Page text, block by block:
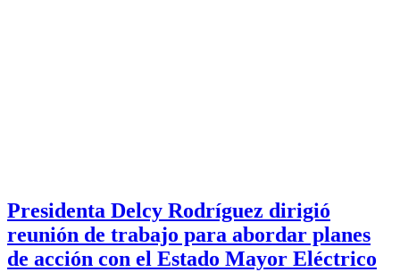
Presidenta Delcy Rodríguez dirigió
reunión de trabajo para abordar planes
de acción con el Estado Mayor Eléctrico